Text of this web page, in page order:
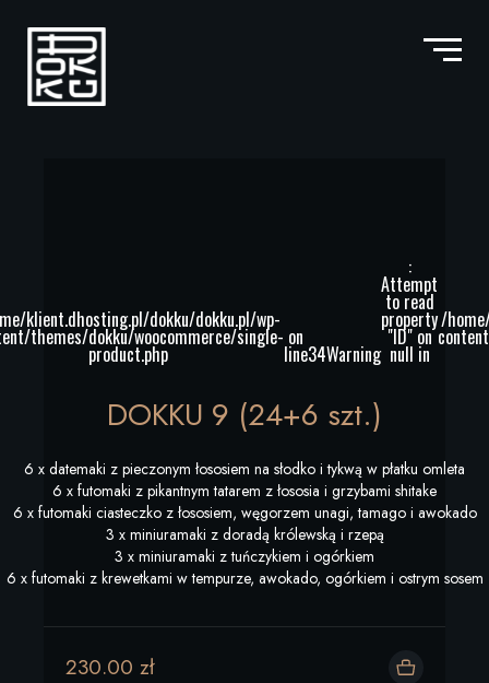
klient.dhosting.pl/dokku/dokku.pl/wp-
themes/dokku/woocommerce/single-
product.php
on
line34Warning
:
Attempt
to read
property
"ID" on
null in
/
DOKKU 9 (24+6 szt.)
6 x datemaki z pieczonym łososiem na słodko i tykwą w płatku omleta
6 x futomaki z pikantnym tatarem z łososia i grzybami shitake
6 x futomaki ciasteczko z łososiem, węgorzem unagi, tamago i awokado
3 x miniuramaki z doradą królewską i rzepą
3 x miniuramaki z tuńczykiem i ogórkiem
6 x futomaki z krewetkami w tempurze, awokado, ogórkiem i ostrym sosem
230.00 zł